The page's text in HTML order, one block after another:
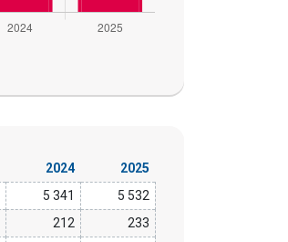
2024 2025
5 341
5 532
212
233